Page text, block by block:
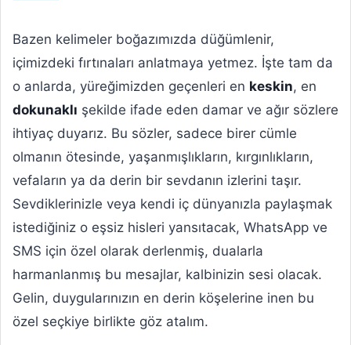
Bazen kelimeler boğazımızda düğümlenir,
içimizdeki fırtınaları anlatmaya yetmez. İşte tam da
o anlarda, yüreğimizden geçenleri en keskin, en
dokunaklı şekilde ifade eden damar ve ağır sözlere
ihtiyaç duyarız. Bu sözler, sadece birer cümle
olmanın ötesinde, yaşanmışlıkların, kırgınlıkların,
vefaların ya da derin bir sevdanın izlerini taşır.
Sevdiklerinizle veya kendi iç dünyanızla paylaşmak
istediğiniz o eşsiz hisleri yansıtacak, WhatsApp ve
SMS için özel olarak derlenmiş, dualarla
harmanlanmış bu mesajlar, kalbinizin sesi olacak.
Gelin, duygularınızın en derin köşelerine inen bu
özel seçkiye birlikte göz atalım.